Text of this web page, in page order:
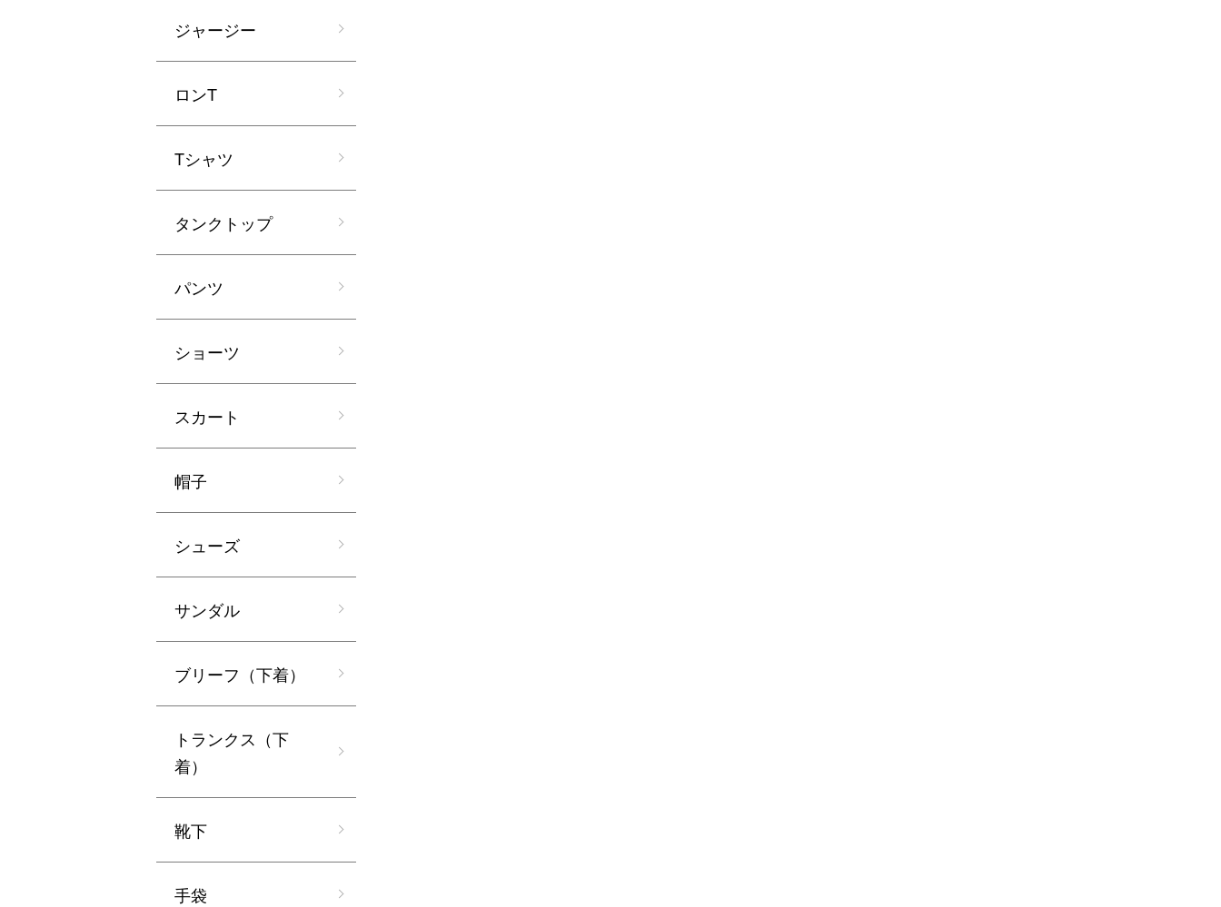
ジャージー
ロンT
Tシャツ
タンクトップ
パンツ
ショーツ
スカート
帽子
シューズ
サンダル
ブリーフ（下着）
トランクス（下
着）
靴下
手袋